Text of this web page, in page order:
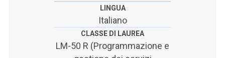
LINGUA
Italiano
CLASSE DI LAUREA
LM-50 R (Programmazione e